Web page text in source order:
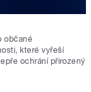
občané
které vyřeší
ochrání přirozený